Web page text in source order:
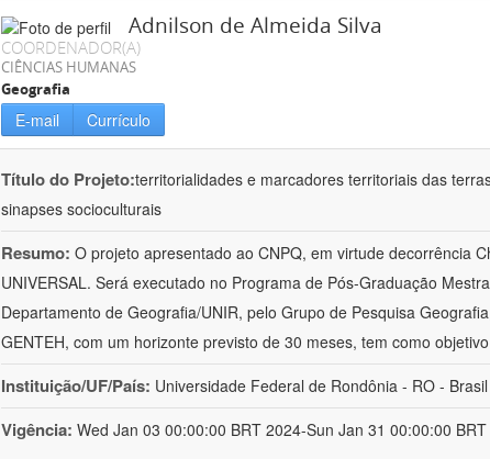
Adnilson de Almeida Silva
COORDENADOR(A)
CIÊNCIAS HUMANAS
Geografia
E-mail Currículo
Título do Projeto:territorialidades e marcadores territoriais das
sinapses socioculturais
Resumo: O projeto apresentado ao CNPQ, em virtude decorrência
UNIVERSAL. Será executado no Programa de Pós-Graduação
Departamento de Geografia/UNIR, pelo Grupo de Pesquisa
GENTEH, com um horizonte previsto de 30 meses, tem como
Instituição/UF/País: Universidade Federal de Rondônia - RO - Brasil
Vigência: Wed Jan 03 00:00:00 BRT 2024-Sun Jan 31 00:00:00